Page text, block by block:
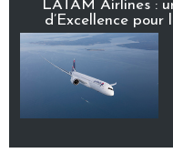
LATAM Airlines :
d’Excellence pour